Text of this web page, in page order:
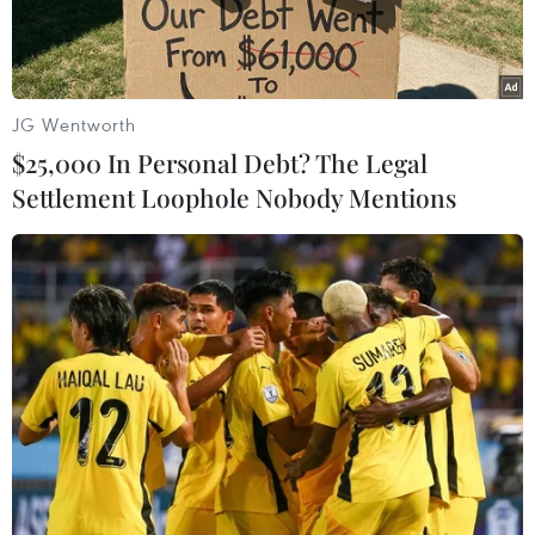
Người tiêu dùng mua sắm tại siêu thị ở Millbrae, Mỹ. (Ảnh:
THX/TTXVN)
Ngày 29/5, Cục Dữ trữ Liên bang Mỹ (Fed) đã
công bố tài tài liệu chuyên sâu có tên là Sách
JG Wentworth
$25,000 In Personal Debt? The Legal
Settlement Loophole Nobody Mentions